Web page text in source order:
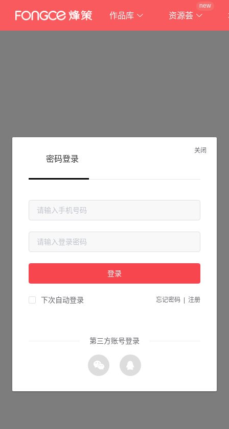
作品库 资源荟
new
抱歉!
请检查您输入的网址是否正确，或点击下面的按钮返回首页。
关闭
密码登录
登录
下次自动登录 忘记密码 注册
第三方账号登录